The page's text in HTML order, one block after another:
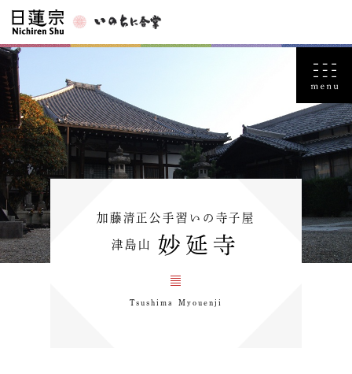
加藤清正公手習いの寺子屋
津島山 妙延寺
Tsushima Myouenji